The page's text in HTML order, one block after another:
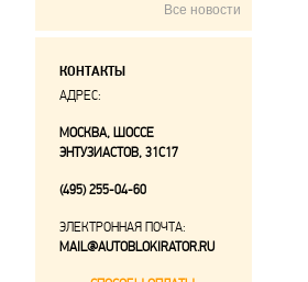
Все новости
КОНТАКТЫ
АДРЕС:
МОСКВА, ШОССЕ
ЭНТУЗИАСТОВ, 31С17
(495) 255-04-60
ЭЛЕКТРОННАЯ ПОЧТА:
MAIL@AUTOBLOKIRATOR.RU